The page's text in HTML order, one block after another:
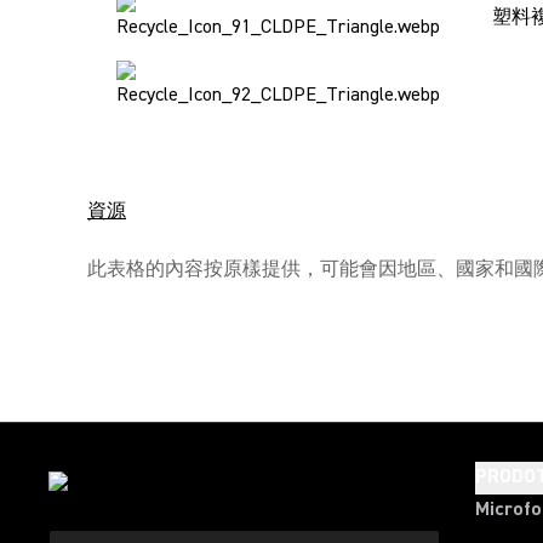
塑料
資源
此表格的內容按原樣提供，可能會因地區、國家和